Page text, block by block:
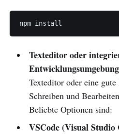
npm install
Texteditor oder
Texteditor oder eine
Schreiben und
Beliebte Optionen sind:
VSCode (Visual Studio